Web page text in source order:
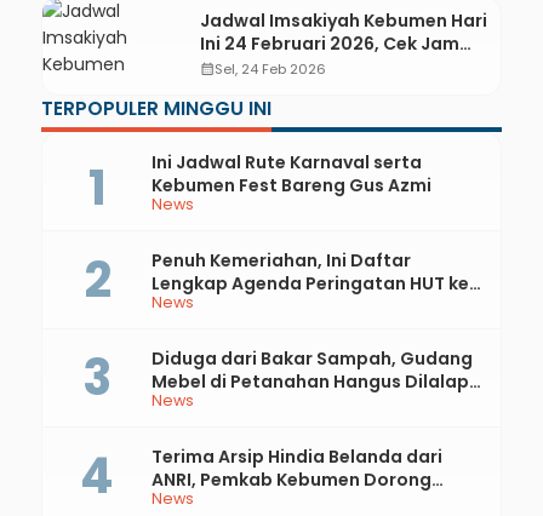
Jadwal Imsakiyah Kebumen Hari
Ini 24 Februari 2026, Cek Jam
Buka Puasa dan Tips Sahur
calendar_monthSel, 24 Feb 2026
TERPOPULER MINGGU INI
News
Ini Jadwal Rute Karnaval serta
Kebumen Fest Bareng Gus Azmi
News
Penuh Kemeriahan, Ini Daftar
Lengkap Agenda Peringatan HUT ke-
81 RI dan Hari Jadi ke-397 Kabupaten
News
Diduga dari Bakar Sampah, Gudang
Mebel di Petanahan Hangus Dilalap
Api
News
Terima Arsip Hindia Belanda dari
ANRI, Pemkab Kebumen Dorong
Integrasi Sejarah, Geopark, dan